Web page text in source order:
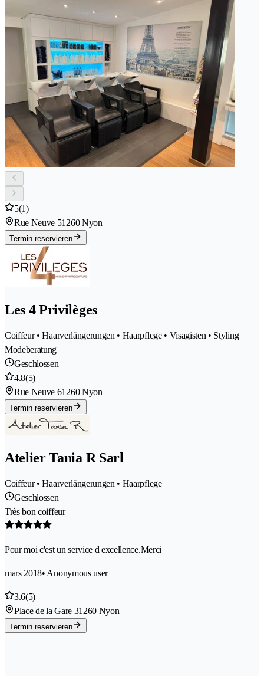
5(1)
Rue Neuve 51260 Nyon
Termin reservieren
Les 4 Privilèges
Coiffeur • Haarverlängerungen • Haarpflege • Visagisten • Styling
Modeberatung
Geschlossen
4.8(5)
Rue Neuve 61260 Nyon
Termin reservieren
Atelier Tania R Sarl
Coiffeur • Haarverlängerungen • Haarpflege
Geschlossen
Très bon coiffeur
Pour moi c'est un service d excellence.Merci
mars 2018• Anonymous user
3.6(5)
Place de la Gare 31260 Nyon
Termin reservieren